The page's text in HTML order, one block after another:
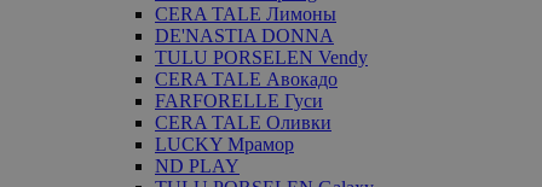
CERA TALE Лимоны
DE'NASTIA DONNA
TULU PORSELEN Vendy
CERA TALE Авокадо
FARFORELLE Гуси
CERA TALE Оливки
LUCKY Мрамор
ND PLAY